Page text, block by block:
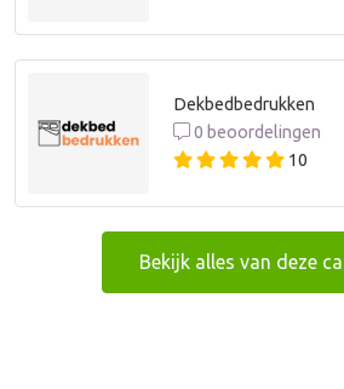
Dekbedbedrukken
0 beoordelingen
10
Bekijk alles van deze